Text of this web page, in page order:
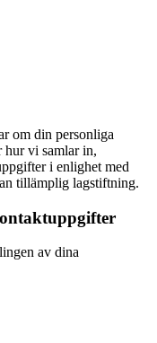
om din personliga
hur vi samlar in,
i enlighet med
tillämplig lagstiftning.
av dina